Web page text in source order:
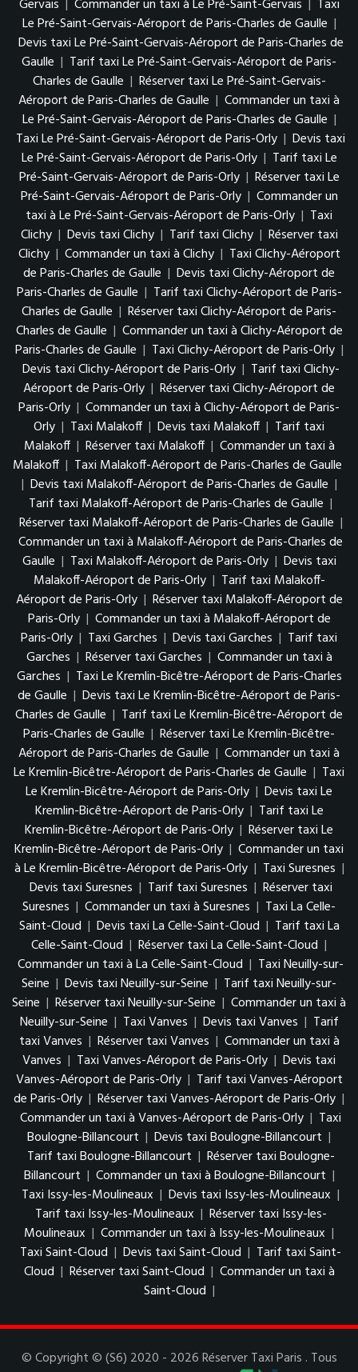
Gervais | Commander un taxi à Le Pré-Saint-Gervais | Taxi
Le Pré-Saint-Gervais-Aéroport de Paris-Charles de Gaulle |
Devis taxi Le Pré-Saint-Gervais-Aéroport de Paris-Charles de
Gaulle | Tarif taxi Le Pré-Saint-Gervais-Aéroport de Paris-
Charles de Gaulle | Réserver taxi Le Pré-Saint-Gervais-
Aéroport de Paris-Charles de Gaulle | Commander un taxi à
Le Pré-Saint-Gervais-Aéroport de Paris-Charles de Gaulle |
Taxi Le Pré-Saint-Gervais-Aéroport de Paris-Orly | Devis taxi
Le Pré-Saint-Gervais-Aéroport de Paris-Orly | Tarif taxi Le
Pré-Saint-Gervais-Aéroport de Paris-Orly | Réserver taxi Le
Pré-Saint-Gervais-Aéroport de Paris-Orly | Commander un
taxi à Le Pré-Saint-Gervais-Aéroport de Paris-Orly | Taxi
Clichy | Devis taxi Clichy | Tarif taxi Clichy | Réserver taxi
Clichy | Commander un taxi à Clichy | Taxi Clichy-Aéroport
de Paris-Charles de Gaulle | Devis taxi Clichy-Aéroport de
Paris-Charles de Gaulle | Tarif taxi Clichy-Aéroport de Paris-
Charles de Gaulle | Réserver taxi Clichy-Aéroport de Paris-
Charles de Gaulle | Commander un taxi à Clichy-Aéroport de
Paris-Charles de Gaulle | Taxi Clichy-Aéroport de Paris-Orly |
Devis taxi Clichy-Aéroport de Paris-Orly | Tarif taxi Clichy-
Aéroport de Paris-Orly | Réserver taxi Clichy-Aéroport de
Paris-Orly | Commander un taxi à Clichy-Aéroport de Paris-
Orly | Taxi Malakoff | Devis taxi Malakoff | Tarif taxi
Malakoff | Réserver taxi Malakoff | Commander un taxi à
Malakoff | Taxi Malakoff-Aéroport de Paris-Charles de Gaulle
| Devis taxi Malakoff-Aéroport de Paris-Charles de Gaulle |
Tarif taxi Malakoff-Aéroport de Paris-Charles de Gaulle |
Réserver taxi Malakoff-Aéroport de Paris-Charles de Gaulle |
Commander un taxi à Malakoff-Aéroport de Paris-Charles de
Gaulle | Taxi Malakoff-Aéroport de Paris-Orly | Devis taxi
Malakoff-Aéroport de Paris-Orly | Tarif taxi Malakoff-
Aéroport de Paris-Orly | Réserver taxi Malakoff-Aéroport de
Paris-Orly | Commander un taxi à Malakoff-Aéroport de
Paris-Orly | Taxi Garches | Devis taxi Garches | Tarif taxi
Garches | Réserver taxi Garches | Commander un taxi à
Garches | Taxi Le Kremlin-Bicêtre-Aéroport de Paris-Charles
de Gaulle | Devis taxi Le Kremlin-Bicêtre-Aéroport de Paris-
Charles de Gaulle | Tarif taxi Le Kremlin-Bicêtre-Aéroport de
Paris-Charles de Gaulle | Réserver taxi Le Kremlin-Bicêtre-
Aéroport de Paris-Charles de Gaulle | Commander un taxi à
Le Kremlin-Bicêtre-Aéroport de Paris-Charles de Gaulle | Taxi
Le Kremlin-Bicêtre-Aéroport de Paris-Orly | Devis taxi Le
Kremlin-Bicêtre-Aéroport de Paris-Orly | Tarif taxi Le
Kremlin-Bicêtre-Aéroport de Paris-Orly | Réserver taxi Le
Kremlin-Bicêtre-Aéroport de Paris-Orly | Commander un taxi
à Le Kremlin-Bicêtre-Aéroport de Paris-Orly | Taxi Suresnes |
Devis taxi Suresnes | Tarif taxi Suresnes | Réserver taxi
Suresnes | Commander un taxi à Suresnes | Taxi La Celle-
Saint-Cloud | Devis taxi La Celle-Saint-Cloud | Tarif taxi La
Celle-Saint-Cloud | Réserver taxi La Celle-Saint-Cloud |
Commander un taxi à La Celle-Saint-Cloud | Taxi Neuilly-sur-
Seine | Devis taxi Neuilly-sur-Seine | Tarif taxi Neuilly-sur-
Seine | Réserver taxi Neuilly-sur-Seine | Commander un taxi à
Neuilly-sur-Seine | Taxi Vanves | Devis taxi Vanves | Tarif
taxi Vanves | Réserver taxi Vanves | Commander un taxi à
Vanves | Taxi Vanves-Aéroport de Paris-Orly | Devis taxi
Vanves-Aéroport de Paris-Orly | Tarif taxi Vanves-Aéroport
de Paris-Orly | Réserver taxi Vanves-Aéroport de Paris-Orly |
Commander un taxi à Vanves-Aéroport de Paris-Orly | Taxi
Boulogne-Billancourt | Devis taxi Boulogne-Billancourt |
Tarif taxi Boulogne-Billancourt | Réserver taxi Boulogne-
Billancourt | Commander un taxi à Boulogne-Billancourt |
Taxi Issy-les-Moulineaux | Devis taxi Issy-les-Moulineaux |
Tarif taxi Issy-les-Moulineaux | Réserver taxi Issy-les-
Moulineaux | Commander un taxi à Issy-les-Moulineaux |
Taxi Saint-Cloud | Devis taxi Saint-Cloud | Tarif taxi Saint-
Cloud | Réserver taxi Saint-Cloud | Commander un taxi à
Saint-Cloud |
© Copyright © (S6) 2020 - 2026 Réserver Taxi Paris . Tous